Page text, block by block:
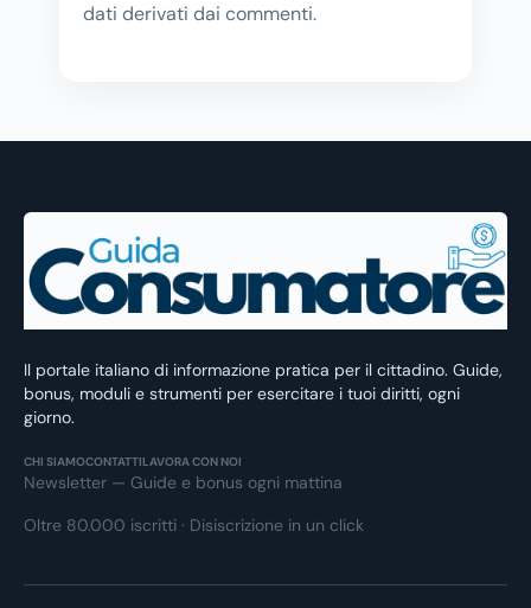
dati derivati dai commenti.
Il portale italiano di informazione pratica per il cittadino. Guide,
bonus, moduli e strumenti per esercitare i tuoi diritti, ogni
giorno.
CHI SIAMOCONTATTILAVORA CON NOI
Newsletter — Guide e bonus ogni mattina
Oltre 80.000 iscritti · Disiscrizione in un click